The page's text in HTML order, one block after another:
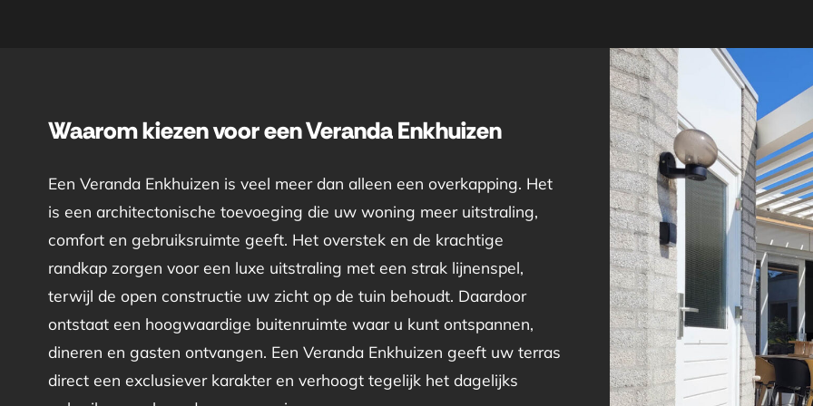
Waarom kiezen voor een Veranda Enkhuizen
Een Veranda Enkhuizen is veel meer dan alleen een overkapping. Het
is een architectonische toevoeging die uw woning meer uitstraling,
comfort en gebruiksruimte geeft. Het overstek en de krachtige
randkap zorgen voor een luxe uitstraling met een strak lijnenspel,
terwijl de open constructie uw zicht op de tuin behoudt. Daardoor
ontstaat een hoogwaardige buitenruimte waar u kunt ontspannen,
dineren en gasten ontvangen. Een Veranda Enkhuizen geeft uw terras
direct een exclusiever karakter en verhoogt tegelijk het dagelijks